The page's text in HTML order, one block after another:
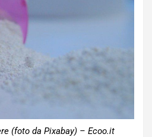
(foto da Pixabay) – Ecoo.it